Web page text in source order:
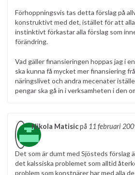
Förhoppningsvis tas detta förslag på
konstruktivt med det, istället för att
instinktivt förkastar alla förslag som
förändring.
Vad gäller finansieringen hoppas jag i
ska kunna få mycket mer finansiering
näringslivet och andra mecenater
pengar ska gå in i verksamheten i den
Nikola Matisicpå 11 februari
Det som är dumt med Sjösteds förslag
det kalssiska problemet som alltid
problem som konstnärer har med alla